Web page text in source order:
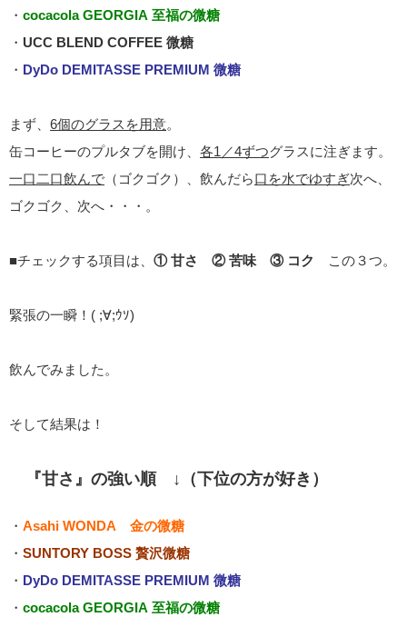
・ cocacola GEORGIA 至福の微糖
・ UCC BLEND COFFEE 微糖
・ DyDo DEMITASSE PREMIUM 微糖
まず、 6個のグラスを用意
缶コーヒーのプルタブを開け、 各1／4ずつグラスに注ぎます。
一口二口飲んで （ゴクゴク）、飲んだら 口を水でゆすぎ次へ、
ゴクゴク、次へ・・・。
■チェックする項目は、 ① 甘さ ② 苦味 ③ コク この３つ。
緊張の一瞬！( ;∀;ｳｿ)
飲んでみました。
そして結果は！
『甘さ』の強い順 ↓（下位の方が好き）
・ Asahi WONDA 金の微糖
・ SUNTORY BOSS 贅沢微糖
・ DyDo DEMITASSE PREMIUM 微糖
・ cocacola GEORGIA 至福の微糖